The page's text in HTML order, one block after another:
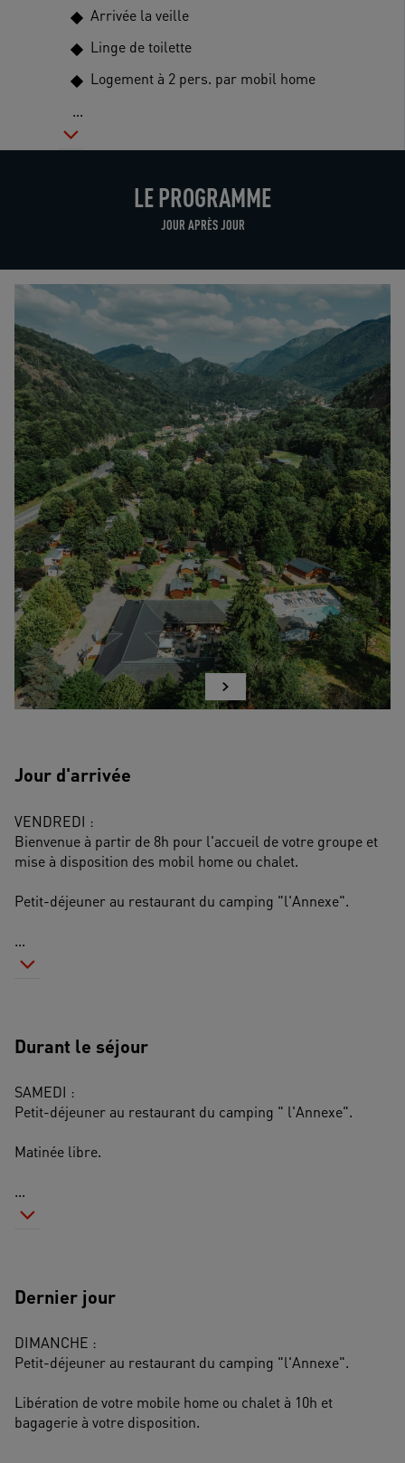
Arrivée la veille
Linge de toilette
Logement à 2 pers. par mobil home
...
LE PROGRAMME
JOUR APRÈS JOUR
Jour d'arrivée
VENDREDI :
Bienvenue à partir de 8h pour l'accueil de votre groupe et
mise à disposition des mobil home ou chalet.
Petit-déjeuner au restaurant du camping "l'Annexe".
...
Durant le séjour
SAMEDI :
Petit-déjeuner au restaurant du camping " l'Annexe".
Matinée libre.
...
Dernier jour
DIMANCHE :
Petit-déjeuner au restaurant du camping "l'Annexe".
Libération de votre mobile home ou chalet à 10h et
bagagerie à votre disposition.